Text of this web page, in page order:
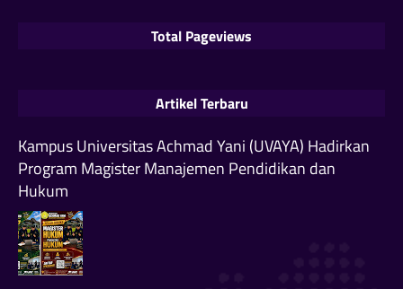
Total Pageviews
Artikel Terbaru
Kampus Universitas Achmad Yani (UVAYA) Hadirkan
Program Magister Manajemen Pendidikan dan
Hukum